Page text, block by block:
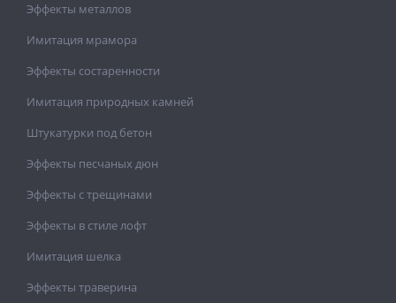
Эффекты металлов
Имитация мрамора
Эффекты состаренности
Имитация природных камней
Штукатурки под бетон
Эффекты песчаных дюн
Эффекты с трещинами
Эффекты в стиле лофт
Имитация шелка
Эффекты траверина